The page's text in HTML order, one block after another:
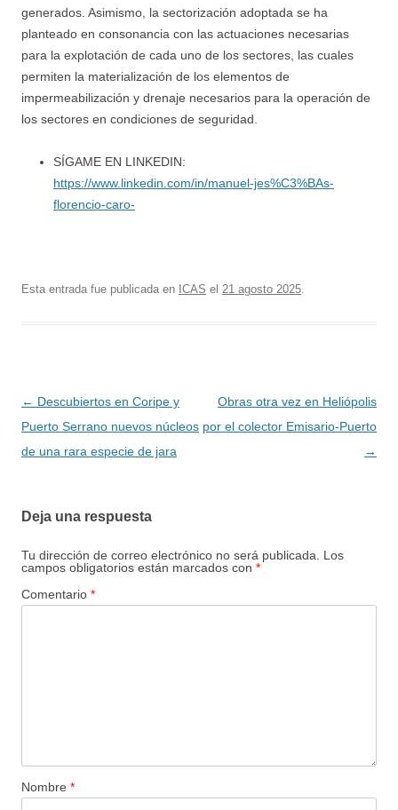
generados. Asimismo, la sectorización adoptada se ha
planteado en consonancia con las actuaciones necesarias
para la explotación de cada uno de los sectores, las cuales
permiten la materialización de los elementos de
impermeabilización y drenaje necesarios para la operación de
los sectores en condiciones de seguridad.
SÍGAME EN LINKEDIN:
https://www.linkedin.com/in/manuel-jes%C3%BAs-
florencio-caro-
Esta entrada fue publicada en ICAS el 21 agosto 2025.
Navegación
de
entradas
← Descubiertos en Coripe y
Puerto Serrano nuevos núcleos
de una rara especie de jara
Obras otra vez en Heliópolis
por el colector Emisario-Puerto
→
Deja una respuesta
Tu dirección de correo electrónico no será publicada.
Los
campos obligatorios están marcados con *
Comentario *
Nombre *